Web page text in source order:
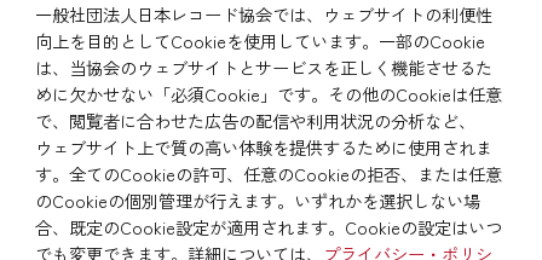
To report piracy
Site Map Privacy Policy/Site Policy Links
一般社団法人日本レコード協会では、ウェブサイトの利便性
向上を目的としてCookieを使用しています。一部のCookie
は、当協会のウェブサイトとサービスを正しく機能させるた
めに欠かせない「必須Cookie」です。その他のCookieは任意
で、閲覧者に合わせた広告の配信や利用状況の分析など、
ウェブサイト上で質の高い体験を提供するために使用されま
す。全てのCookieの許可、任意のCookieの拒否、または任意
のCookieの個別管理が行えます。いずれかを選択しない場
合、既定のCookie設定が適用されます。Cookieの設定はいつ
でも変更できます。詳細については、 プライバシー・ポリシ